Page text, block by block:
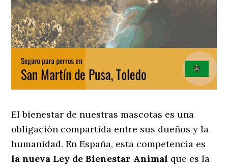
El bienestar de nuestras mascotas es una
obligación compartida entre sus dueños y la
humanidad. En España, esta competencia es
la nueva Ley de Bienestar Animal que es la